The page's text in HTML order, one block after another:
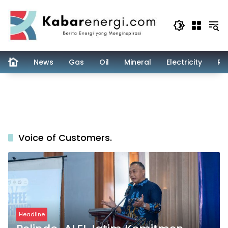
content
News Gas Oil Mineral Electricity
Voice of Customers.
Headline